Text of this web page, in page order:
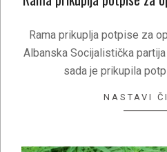
05-
03
Rama prikuplja potpise za
Albanska Socijalistička
sada je prikupila
NASTAVI